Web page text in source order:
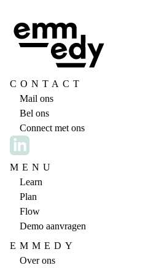
CONTACT
Mail ons
Bel ons
Connect met ons
MENU
Learn
Plan
Flow
Demo aanvragen
EMMEDY
Over ons